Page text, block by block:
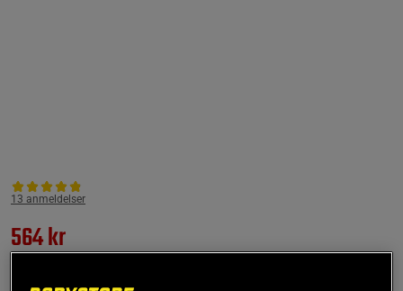
13 anmeldelser
564 kr